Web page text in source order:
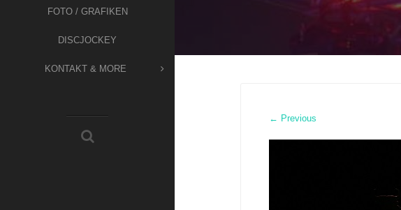
FOTO / GRAFIKEN
DISCJOCKEY
KONTAKT & MORE
← Previous